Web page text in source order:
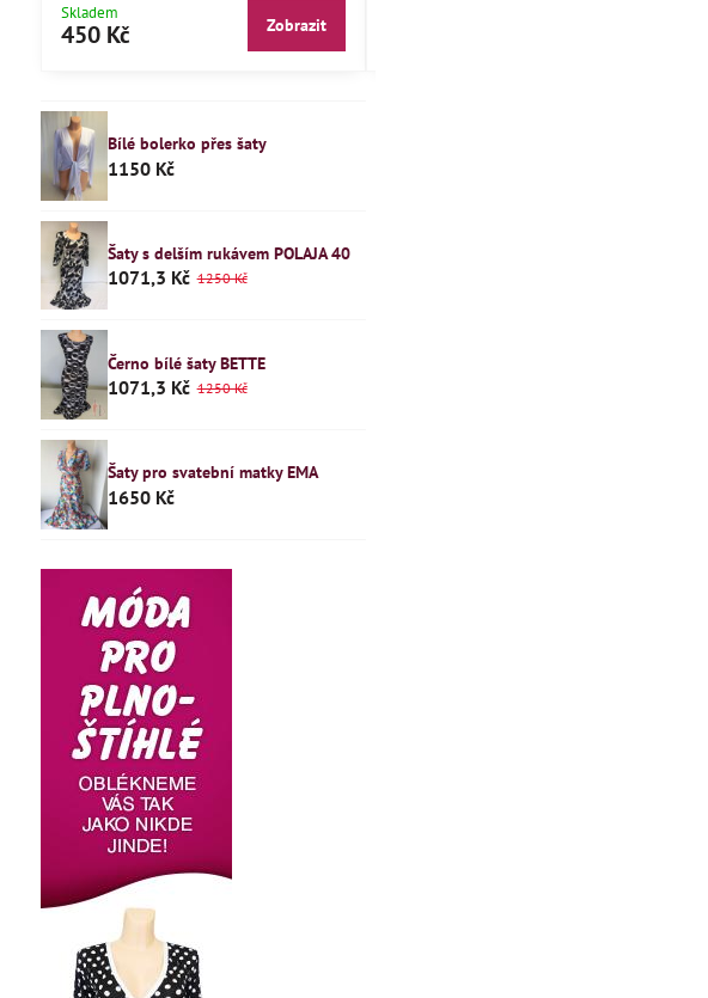
Skladem
450 Kč Zobrazit
Bílé bolerko přes šaty
1150 Kč
Šaty s delším rukávem POLAJA 40
1071,3 Kč 1250 Kč
Černo bílé šaty BETTE
1071,3 Kč 1250 Kč
Šaty pro svatební matky EMA
1650 Kč